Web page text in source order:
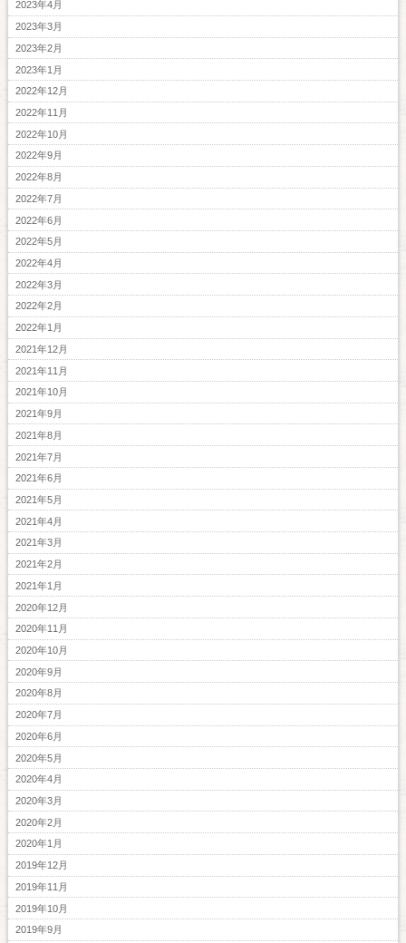
2023年4月
2023年3月
2023年2月
2023年1月
2022年12月
2022年11月
2022年10月
2022年9月
2022年8月
2022年7月
2022年6月
2022年5月
2022年4月
2022年3月
2022年2月
2022年1月
2021年12月
2021年11月
2021年10月
2021年9月
2021年8月
2021年7月
2021年6月
2021年5月
2021年4月
2021年3月
2021年2月
2021年1月
2020年12月
2020年11月
2020年10月
2020年9月
2020年8月
2020年7月
2020年6月
2020年5月
2020年4月
2020年3月
2020年2月
2020年1月
2019年12月
2019年11月
2019年10月
2019年9月